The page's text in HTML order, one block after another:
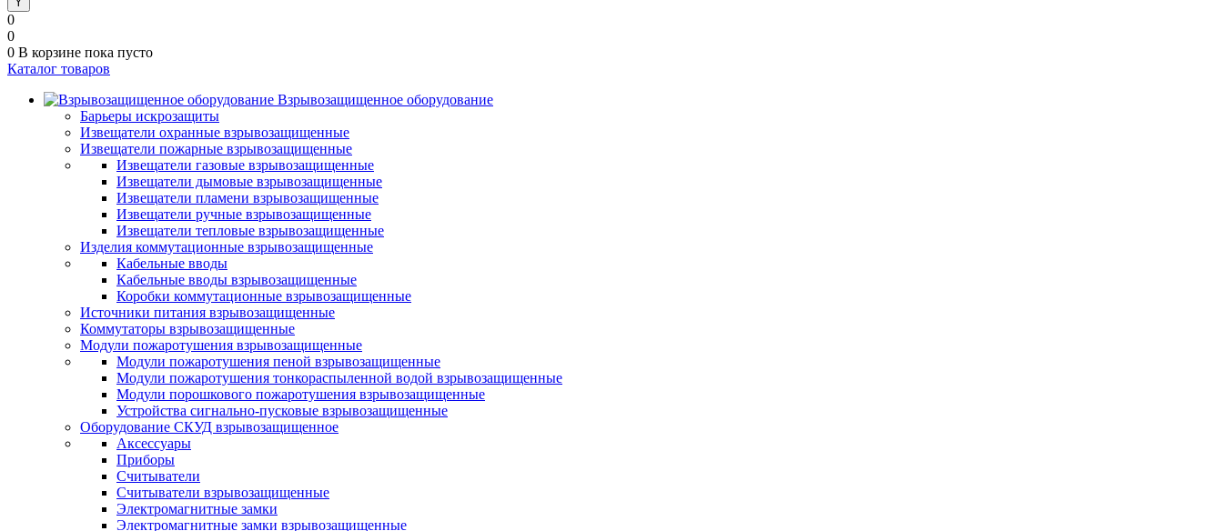
0
0
0 В корзине пока пусто
Каталог товаров
Взрывозащищенное оборудование
Барьеры искрозащиты
Извещатели охранные взрывозащищенные
Извещатели пожарные взрывозащищенные
Извещатели газовые взрывозащищенные
Извещатели дымовые взрывозащищенные
Извещатели пламени взрывозащищенные
Извещатели ручные взрывозащищенные
Извещатели тепловые взрывозащищенные
Изделия коммутационные взрывозащищенные
Кабельные вводы
Кабельные вводы взрывозащищенные
Коробки коммутационные взрывозащищенные
Источники питания взрывозащищенные
Коммутаторы взрывозащищенные
Модули пожаротушения взрывозащищенные
Модули пожаротушения пеной взрывозащищенные
Модули пожаротушения тонкораспыленной водой взрывозащищенные
Модули порошкового пожаротушения взрывозащищенные
Устройства сигнально-пусковые взрывозащищенные
Оборудование СКУД взрывозащищенное
Аксессуары
Приборы
Считыватели
Считыватели взрывозащищенные
Электромагнитные замки
Электромагнитные замки взрывозащищенные